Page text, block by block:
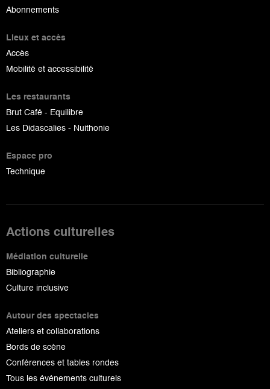
Abonnements
Lieux et accès
Accès
Mobilité et accessibilité
Les restaurants
Brut Café - Equilibre
Les Didascalies - Nuithonie
Espace pro
Technique
Actions culturelles
Médiation culturelle
Bibliographie
Culture inclusive
Autour des spectacles
Ateliers et collaborations
Bords de scène
Conférences et tables rondes
Tous les événements culturels